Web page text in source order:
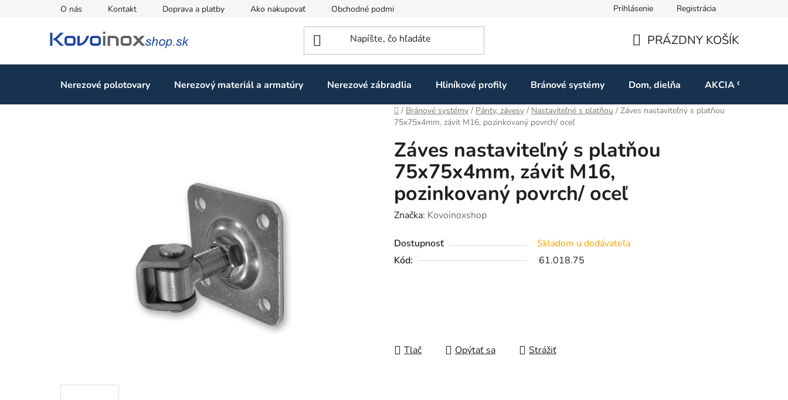
O nás Kontakt Doprava a platby Ako nakupovať Obchodné podmienky Odstúpenie od zmluvy
Prihlásenie Registrácia
KOŠÍK
PRÁZDNY KOŠÍK
Nerezové polotovary Nerezový materiál a armatúry Nerezové zábradlia Hliníkové profily Bránové systémy Dom, dielňa AKCIA %
Domov
/ Bránové systémy / Pánty, závesy / Nastaviteľné s platňou / Záves nastaviteľný s platňou
75x75x4mm, závit M16, pozinkovaný povrch/ oceľ
Záves nastaviteľný s platňou
75x75x4mm, závit M16,
pozinkovaný povrch/ oceľ
Značka: Kovoinoxshop
Dostupnosť
Skladom u dodávateľa
Kód:
61.018.75
Tlač Opýtať sa Strážiť